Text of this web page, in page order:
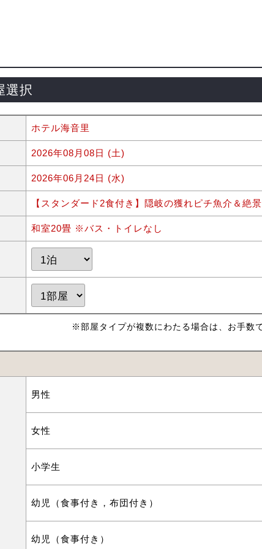
選択
ホテル海音里
2026年08月08日 (土)
2026年06月24日 (水)
【スタンダード2食付き】隠岐の獲れピチ魚介＆絶
和室20畳 ※バス・トイレなし
※部屋タイプが複数にわたる場合は、お手数
男性
女性
小学生
幼児（食事付き，布団付き）
幼児（食事付き）